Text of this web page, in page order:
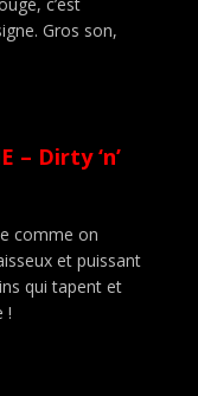
Gros son,
– Dirty ‘n’
comme on
et puissant
qui tapent et
!